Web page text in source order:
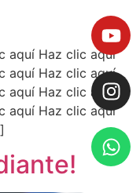
aquí Haz clic aquí
aquí Haz clic aquí
aquí Haz clic aquí
aquí Haz clic aquí